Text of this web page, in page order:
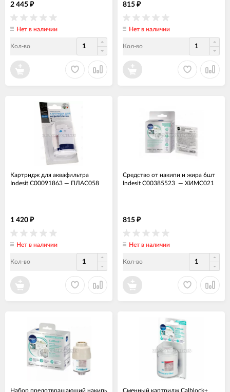
2 445 ₽
Нет в наличии
Кол-во
815 ₽
Нет в наличии
Кол-во
Картридж для аквафильтра
Indesit C00091863 — ПЛАС058
1 420 ₽
Нет в наличии
Кол-во
Средство от накипи и жира 6шт
Indesit C00385523 — ХИМС021
815 ₽
Нет в наличии
Кол-во
Набор предотвращающий накипь Сменный картридж Calblock+